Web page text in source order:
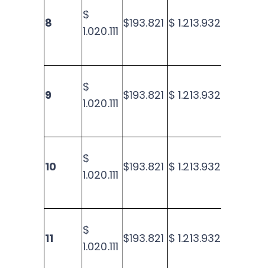
8
$
1.020.111
$193.821 $ 1.213.932
9
$
1.020.111
$193.821 $ 1.213.932
10
$
1.020.111
$193.821 $ 1.213.932
11
$
1.020.111
$193.821 $ 1.213.932